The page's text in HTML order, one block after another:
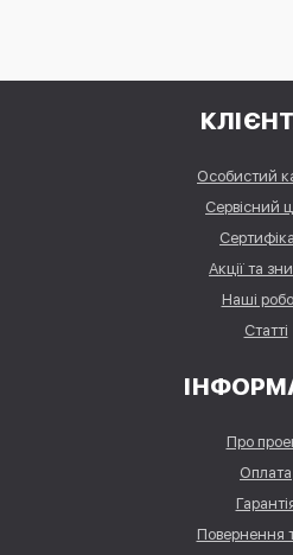
Особистий
Сервісний
Акції та
Наші
Статті
Про
Оплата
Повернення